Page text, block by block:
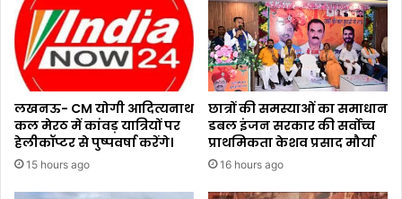
लखनऊ- CM योगी आदित्यनाथ
कल मेरठ में कांवड़ यात्रियों पर
हेलीकॉप्टर से पुष्पवर्षा करेंगे।
15 hours ago
छात्रों की समस्याओं का समाधान
डबल इंजन सरकार की सर्वोच्च
प्राथमिकता केशव प्रसाद मौर्या
16 hours ago